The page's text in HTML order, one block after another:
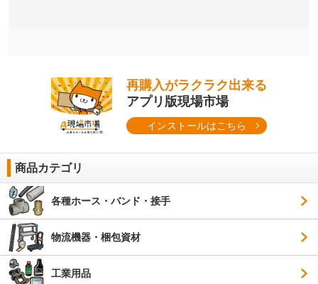
再購入がラクラク出来る
アプリ版現場市場
インストールはこちら
商品カテゴリ
各種ホース・バンド・接手
物流機器・梱包資材
工業用品